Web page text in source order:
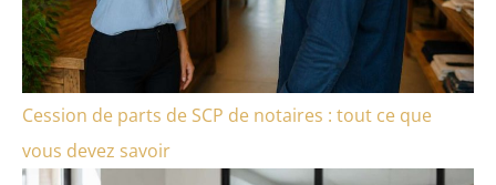
Cession de parts de SCP de notaires : tout ce que
vous devez savoir